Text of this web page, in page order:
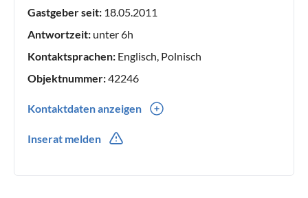
Gastgeber seit: 18.05.2011
Antwortzeit: unter 6h
Kontaktsprachen: Englisch, Polnisch
Objektnummer:42246
Kontaktdaten anzeigen
Inserat melden